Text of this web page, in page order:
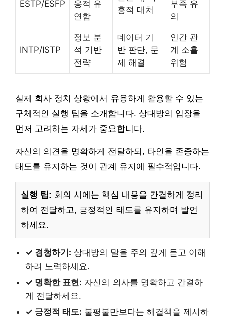
ESTP/ESFP
응적 유
연함
흥적 대처
부족 유
의
INTP/ISTP
정보 분
석 기반
전략
데이터 기
반 판단, 문
제 해결
인간 관
계 소홀
위험
실제 회사 정치 상황에서 유용하게 활용할 수 있는
구체적인 실행 팁을 소개합니다. 상대방의 입장을
먼저 고려하는 자세가 중요합니다.
자신의 의견을 명확하게 전달하되, 타인을 존중하는
태도를 유지하는 것이 관계 유지에 필수적입니다.
실행 팁: 회의 시에는 핵심 내용을 간결하게 정리
하여 전달하고, 긍정적인 태도를 유지하며 발언
하세요.
✓ 경청하기: 상대방의 말을 주의 깊게 듣고 이해
하려 노력하세요.
✓ 명확한 표현: 자신의 의사를 명확하고 간결하
게 전달하세요.
✓ 긍정적 태도: 불평불만보다는 해결책을 제시하